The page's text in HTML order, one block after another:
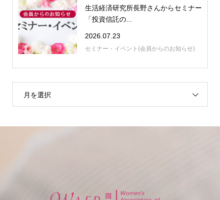
生活経済研究所長野さんからセミナー
「投資信託の...
2026.07.23
セミナー・イベント(会員からのお知らせ)
月を選択